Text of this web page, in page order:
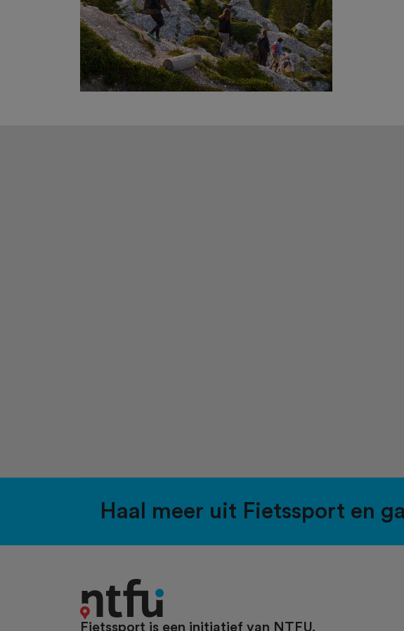
Haal meer uit Fietssport en
Fietssport is een initiatief van NTFU.